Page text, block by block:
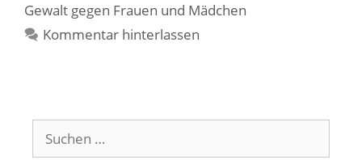
Gewalt gegen Frauen und Mädchen
Kommentar hinterlassen
Suchen
nach: